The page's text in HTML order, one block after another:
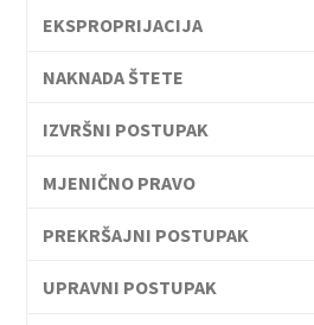
EKSPROPRIJACIJA
NAKNADA ŠTETE
IZVRŠNI POSTUPAK
MJENIČNO PRAVO
PREKRŠAJNI POSTUPAK
UPRAVNI POSTUPAK